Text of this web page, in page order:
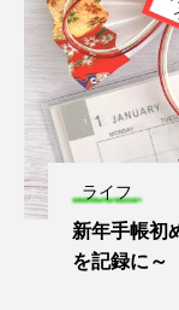
ライフ
新年手帳初
を記録に～